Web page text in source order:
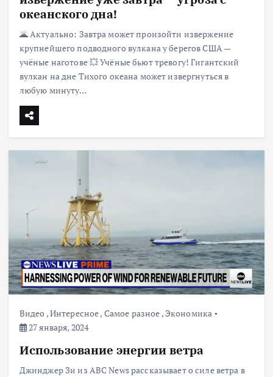
океанского дна!
🌋 Актуально: Завтра может произойти извержение
крупнейшего подводного вулкана у берегов США —
учёные наготове 💥 Учёные бьют тревогу! Гигантский
вулкан на дне Тихого океана может извергнуться в
любую минуту…
Видео ,Интересное, Самое разное , Экономика
27 января, 2024
Использование энергии ветра
Джинджер Зи из ABC News рассказывает о силе ветра в